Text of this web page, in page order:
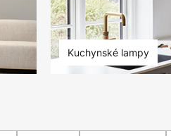
Kuchynské lampy